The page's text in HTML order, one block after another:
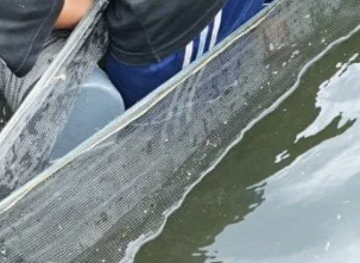
KATEGORI
Berita
Bisnis
Budidaya
Event
Informasi Lain